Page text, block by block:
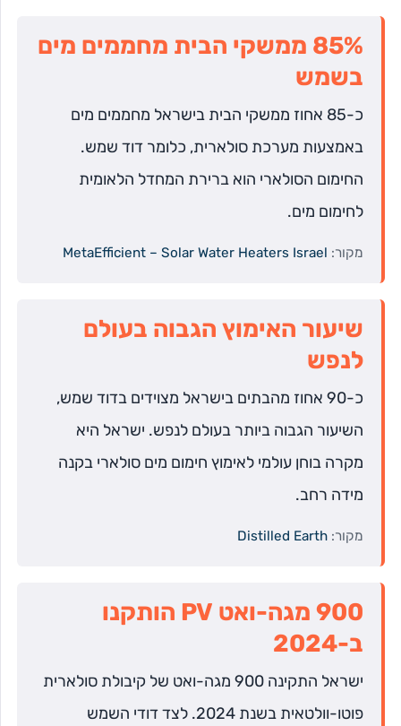
85% ממשקי הבית מחממים מים
בשמש
כ-85 אחוז ממשקי הבית בישראל מחממים מים
באמצעות מערכת סולארית, כלומר דוד שמש.
החימום הסולארי הוא ברירת המחדל הלאומית
לחימום מים.
מקור: MetaEfficient – Solar Water Heaters Israel
שיעור האימוץ הגבוה בעולם
לנפש
כ-90 אחוז מהבתים בישראל מצוידים בדוד שמש,
השיעור הגבוה ביותר בעולם לנפש. ישראל היא
מקרה בוחן עולמי לאימוץ חימום מים סולארי בקנה
מידה רחב.
מקור: Distilled Earth
900 מגה-ואט PV הותקנו
ב-2024
ישראל התקינה 900 מגה-ואט של קיבולת סולארית
פוטו-וולטאית בשנת 2024. לצד דודי השמש